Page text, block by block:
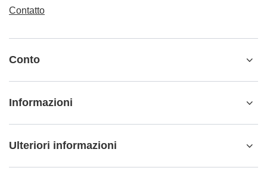
Contatto
Conto
Informazioni
Ulteriori informazioni